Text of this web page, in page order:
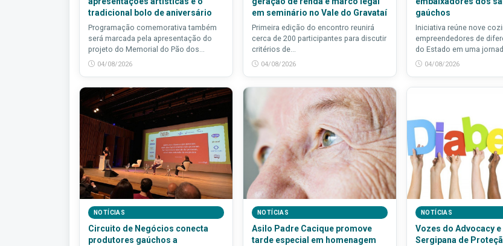
tradicional bolo de aniversário
Programação comemorativa também
será marcada pela apresentação do
projeto do Memorial do Pão dos...
04/08/2026
em seminário no Vale do Gravataí
Primeira edição do encontro reunirá
cerca de 200 participantes para discutir
critérios de...
04/08/2026
gaúchos
Iniciativa reúne nove
empreendedores de
do Estado em uma
04/08/2026
NOTÍCIAS
Circuito de Negócios conecta
produtores gaúchos a
NOTÍCIAS
Asilo Padre Cacique promove
tarde especial em homenagem
NOTÍCIAS
Vozes do Advocacy
Sergipana de